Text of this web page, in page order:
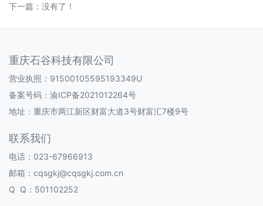
下一篇：没有了！
重庆石谷科技有限公司
营业执照：91500105595193349U
备案号码： 渝ICP备2021012264号
地址：重庆市两江新区财富大道3号财富汇7楼9号
联系我们
电话：023-67966913
邮箱：cqsgkj@cqsgkj.com.cn
Q Q：501102252